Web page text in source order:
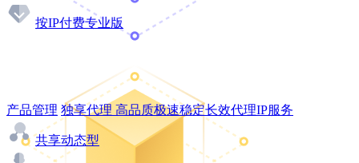
按IP付费专业版
产品管理 独享代理 高品质极速稳定长效代理IP服务
共享动态型